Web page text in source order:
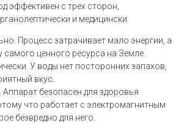
эффективен с трех сторон,
и медицински.
Процесс затрачивает мало энергии, а
самого ценного ресурса на Земле.
У воды нет посторонних запахов,
вкус.
Аппарат безопасен для здоровья
что работает с электромагнитным
безвредно для него.